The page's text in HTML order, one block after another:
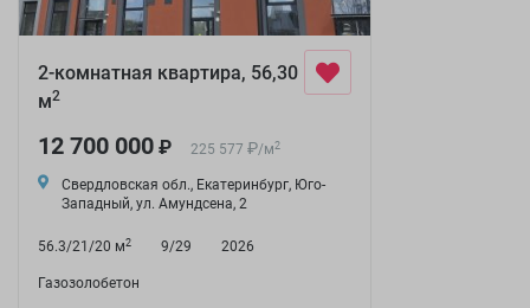
2-комнатная квартира, 56,30
м2
12 700 000 ₽ 225 577 ₽/м2
Свердловская обл., Екатеринбург, Юго-
Западный, ул. Амундсена, 2
56.3/21/20 м2 9/29 2026
Газозолобетон